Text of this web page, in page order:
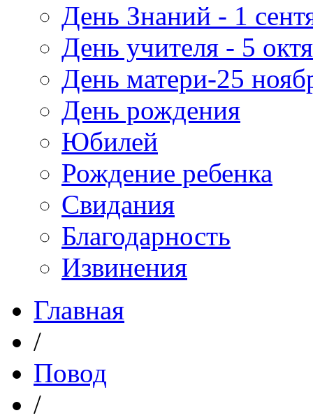
День Знаний - 1
День учителя - 5
День матери-25
День рождения
Юбилей
Рождение ребенка
Свидания
Благодарность
Извинения
Главная
/
Повод
/